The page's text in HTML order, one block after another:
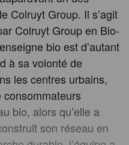
Colruyt Group. Il s’agit
Colruyt Group en Bio-
bio est d’autant
à sa volonté de
les centres urbains,
consommateurs
bio, alors qu’elle a
son réseau en